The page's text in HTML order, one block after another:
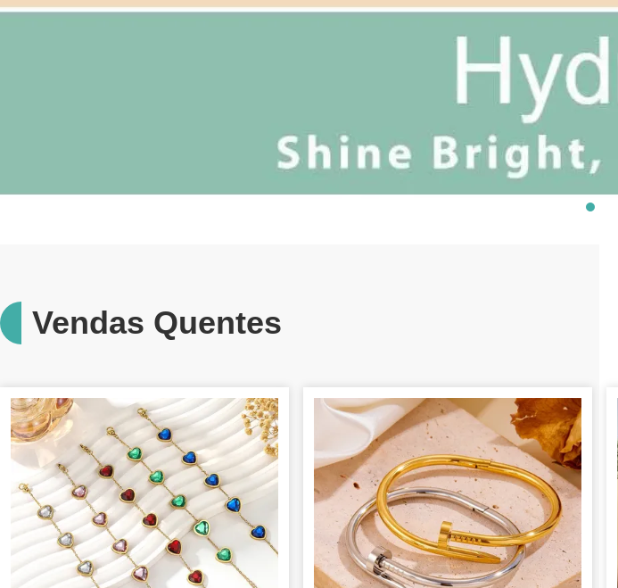
Vendas Quentes